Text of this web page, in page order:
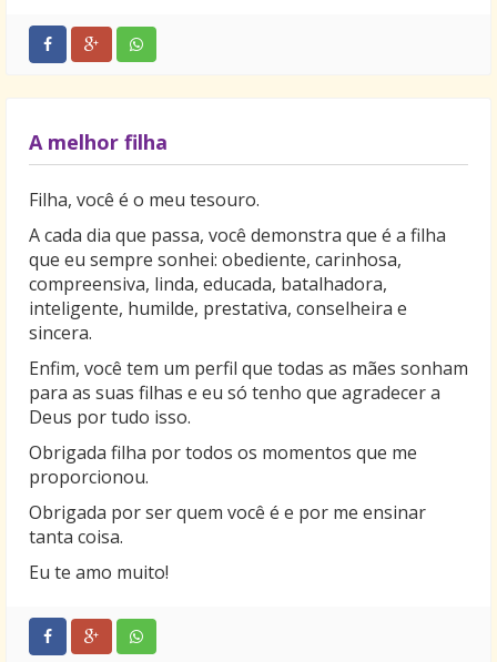
quem posso me apoiar sempre que estiver
necessitando de amor e compreensão.
momento em que trespassam a sua barreira de
amor, enfraquecem, me poupando do mal. Só uma
grato. Obrigado! Te amo muito!
A melhor filha
Filha, você é o meu tesouro.
A cada dia que passa, você demonstra que é a filha
que eu sempre sonhei: obediente, carinhosa,
compreensiva, linda, educada, batalhadora,
inteligente, humilde, prestativa, conselheira e
sincera.
Enfim, você tem um perfil que todas as mães sonham
para as suas filhas e eu só tenho que agradecer a
Deus por tudo isso.
Obrigada filha por todos os momentos que me
proporcionou.
Obrigada por ser quem você é e por me ensinar
tanta coisa.
Eu te amo muito!